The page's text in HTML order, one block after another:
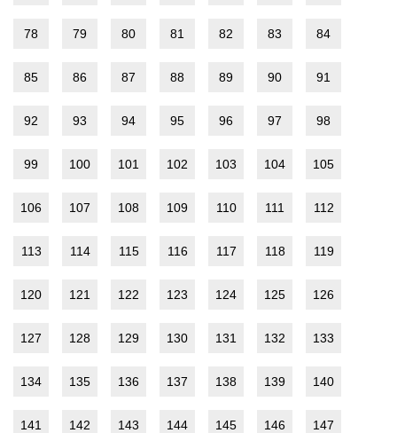
78 79 80 81 82 83 84
85 86 87 88 89 90 91
92 93 94 95 96 97 98
99 100 101 102 103 104 105
106 107 108 109 110 111 112
113 114 115 116 117 118 119
120 121 122 123 124 125 126
127 128 129 130 131 132 133
134 135 136 137 138 139 140
141 142 143 144 145 146 147